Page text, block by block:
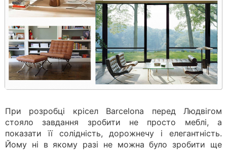
При розробці крісел Barcelona перед Людвігом
стояло завдання зробити не просто меблі, а
показати її солідність, дорожнечу і елегантність.
Йому ні в якому разі не можна було зробити ще